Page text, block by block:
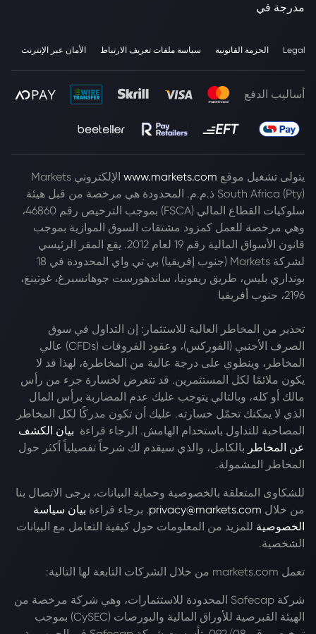
مدرجة في
Legal الحزمة القانونية سياسة ملفات تعريف الارتباط الأمان عبر الإنترنت
أساليب الدفع
يتولى تشغيل موقع www.markets.com
الإلكتروني Markets
South Africa (Pty) ذ.م.م. المحدودة هي مرخصة من قبل هيئة
سلوكيات القطاع المالي (FSCA) بموجب الترخيص رقم 46860،
وهي مرخصة للعمل كمزود مشتقات السوق الموازية بموجب
قانون الأسواق المالية رقم 19 لعام 2012. يقع المقر الرئيسي
لشركة Markets (جنوب إفريقيا) بي تي واي المحدودة في 18
بونداري بليس، طريق ريفونيا، ساندهورست جوهانسبرغ، غوتينغ،
2196، جنوب أفريقيا
تحذير من المخاطر العالية للاستثمار: إن التداول في سوق
الصرف الأجنبي (الفوركس)، وعقود الفروقات (CFDs) عالي
المخاطر، وينطوي على درجة عالية من المخاطرة، لهذا قد لا
يكون ملائمًا لكل المستثمرين. قد تتعرض لخسارة جزء من رأس
مالك أو كله، وبالتالي يتوجب عليك عدم المضاربة برأس المال
الذي لا يمكنك تحمّل خسارته. عليك أن تكون مدركًا لكل المخاطر
المصاحبة للتداول باستخدام الهامش. الرجاء قراءة بيان الكشف
عن المخاطر بالكامل، والذي سيقدم لك شرحاً تفصيلياً أكثر حول
المخاطر المشمولة.
للشكاوى المتعلقة بالخصوصية وحماية البيانات، يرجى الاتصال بنا
من خلال privacy@markets.com. برجاء قراءة بيان سياسة
الخصوصية للمزيد من المعلومات حول كيفية التعامل مع البيانات
الشخصية.
تعمل markets.com من خلال الشركات التابعة لها التالية:
شركة Safecap المحدودة للاستثمارات، وهي شركة مرخصة من
الهيئة القبرصية للأوراق المالية والبورصات (CySEC) بموجب